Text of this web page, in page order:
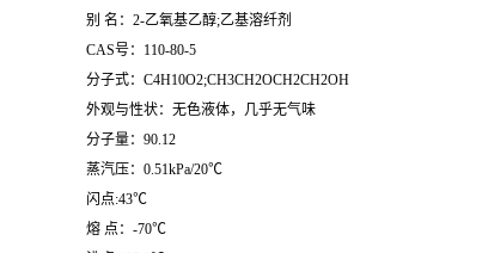
别 名：2-乙氧基乙醇;乙基溶纤剂
CAS号：110-80-5
分子式：C4H10O2;CH3CH2OCH2CH2OH
外观与性状：无色液体，几乎无气味
分子量：90.12
蒸汽压：0.51kPa/20℃
闪点:43℃
熔 点：-70℃